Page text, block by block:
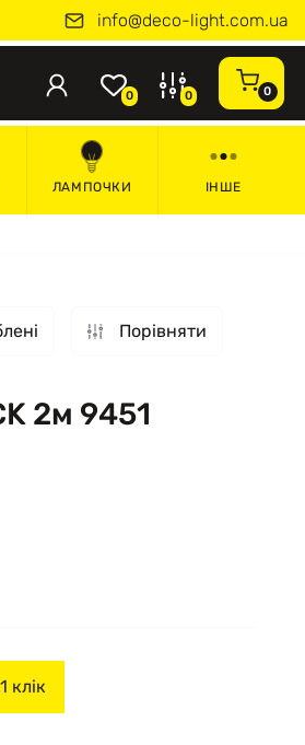
info@deco-light.com.ua
0 0 0
ЛАМПОЧКИ ІНШЕ
Порівняти
2м 9451
клік